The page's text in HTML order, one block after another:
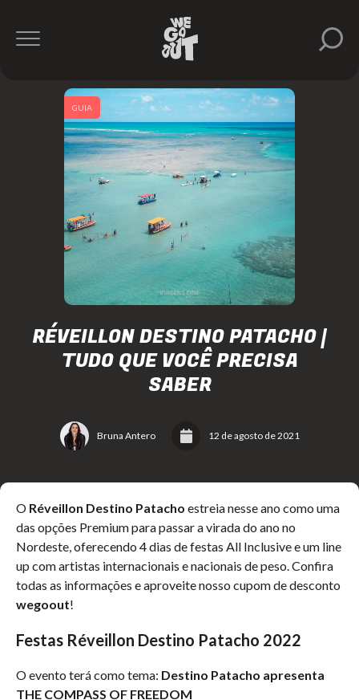
RÉVEILLON DESTINO PATACHO |
TUDO QUE VOCÊ PRECISA
SABER
Bruna Antero 12 de agosto de 2021
GUIA
O Réveillon Destino Patacho estreia nesse ano como uma
das opções Premium para passar a virada do ano no
Nordeste, oferecendo 4 dias de festas All Inclusive e um line
up com artistas internacionais e nacionais de peso. Confira
todas as informações e aproveite nosso cupom de desconto
wegoout!
Festas Réveillon Destino Patacho 2022
O evento terá como tema: Destino Patacho apresenta
THE COMPASS OF FREEDOM